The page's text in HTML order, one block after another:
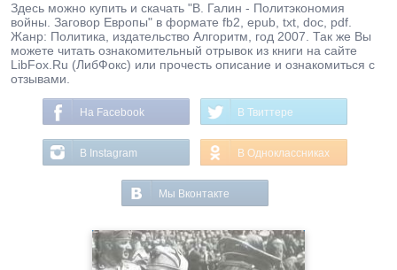
Здесь можно купить и скачать "В. Галин - Политэкономия
войны. Заговор Европы" в формате fb2, epub, txt, doc, pdf.
Жанр: Политика, издательство Алгоритм, год 2007. Так же Вы
можете читать ознакомительный отрывок из книги на сайте
LibFox.Ru (ЛибФокс) или прочесть описание и ознакомиться с
отзывами.
На Facebook В Твиттере
В Instagram В Одноклассниках
Мы Вконтакте